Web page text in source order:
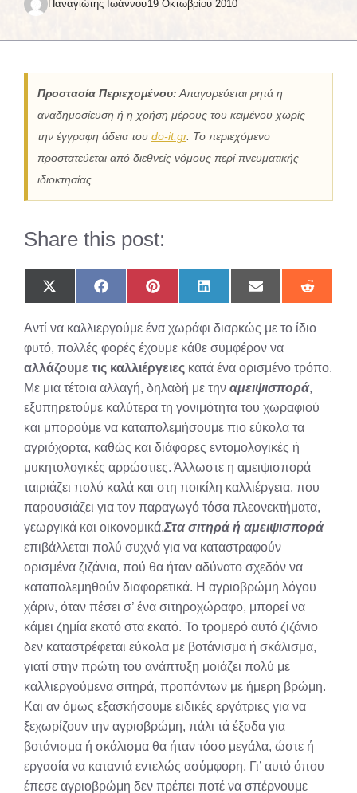
Παναγιώτης Ιωάννου19 Οκτωβρίου 2010
Προστασία Περιεχομένου: Απαγορεύεται ρητά η
αναδημοσίευση ή η χρήση μέρους του κειμένου χωρίς
την έγγραφη άδεια του do-it.gr. Το περιεχόμενο
προστατεύεται από διεθνείς νόμους περί πνευματικής
ιδιοκτησίας.
Share this post:
Share
on
(Twitter)
Share
on
Share
on
Share
on
Share
on
Share
on
Αντί να καλλιεργούμε ένα χωράφι διαρκώς με το ίδιο
φυτό, πολλές φορές έχουμε κάθε συμφέρον να
αλλάζουμε τις καλλιέργειες κατά ένα ορισμένο τρόπο.
Με μια τέτοια αλλαγή, δηλαδή με την αμειψισπορά,
εξυπηρετούμε καλύτερα τη γονιμότητα του χωραφιού
και μπορούμε να καταπολεμήσουμε πιο εύκολα τα
αγριόχορτα, καθώς και διάφορες εντομολογικές ή
μυκητολογικές αρρώστιες. Άλλωστε η αμειψισπορά
ταιριάζει πολύ καλά και στη ποικίλη καλλιέργεια, που
παρουσιάζει για τον παραγωγό τόσα πλεονεκτήματα,
γεωργικά και οικονομικά.Στα σιτηρά ή αμειψισπορά
επιβάλλεται πολύ συχνά για να καταστραφούν
ορισμένα ζιζάνια, πού θα ήταν αδύνατο σχεδόν να
καταπολεμηθούν διαφορετικά. Η αγριοβρώμη λόγου
χάριν, όταν πέσει σ’ ένα σιτηροχώραφο, μπορεί να
κάμει ζημία εκατό στα εκατό. Το τρομερό αυτό ζιζάνιο
δεν καταστρέφεται εύκολα με βοτάνισμα ή σκάλισμα,
γιατί στην πρώτη του ανάπτυξη μοιάζει πολύ με
καλλιεργούμενα σιτηρά, προπάντων με ήμερη βρώμη.
Και αν όμως εξασκήσουμε ειδικές εργάτριες για να
ξεχωρίζουν την αγριοβρώμη, πάλι τά έξοδα για
βοτάνισμα ή σκάλισμα θα ήταν τόσο μεγάλα, ώστε ή
εργασία να καταντά εντελώς ασύμφορη. Γι’ αυτό όπου
έπεσε αγριοβρώμη δεν πρέπει ποτέ να σπέρνουμε